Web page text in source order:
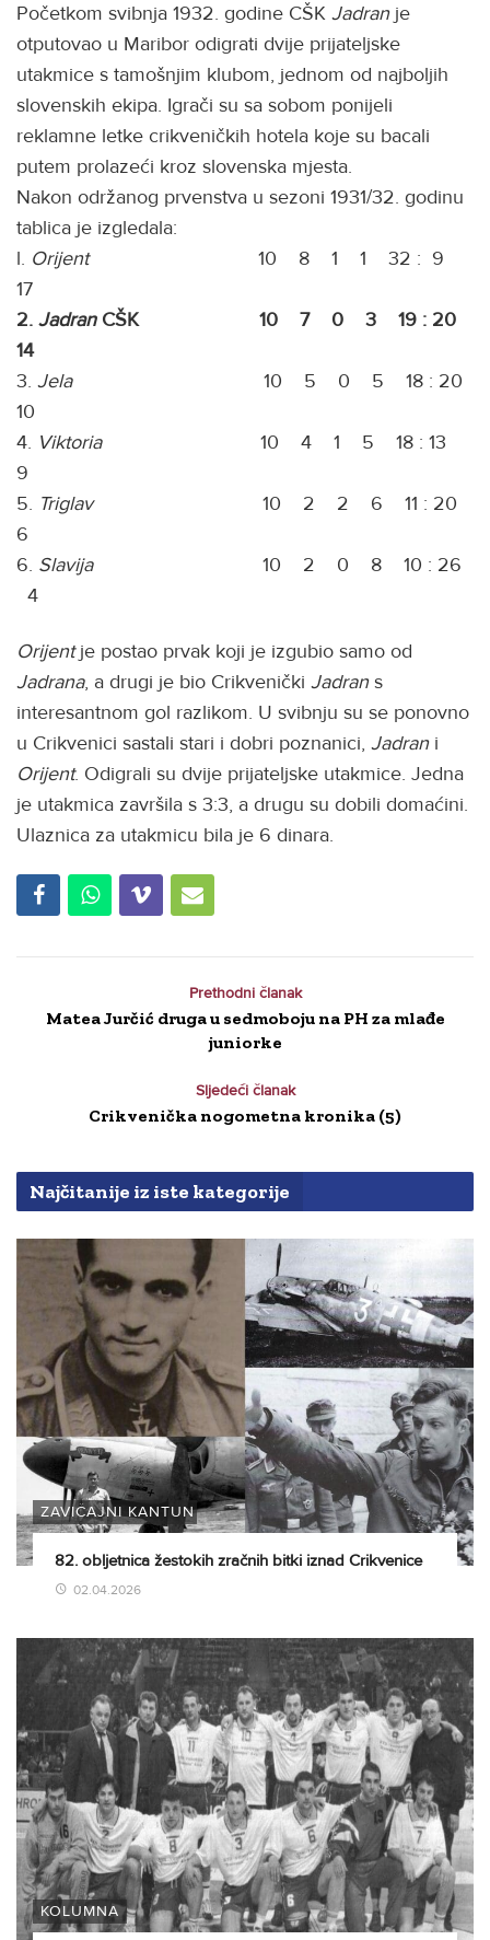
Početkom svibnja 1932. godine CŠK Jadranje
otputovao u Maribor odigrati dvije prijateljske
utakmice s tamošnjim klubom, jednom od najboljih
slovenskih ekipa. Igrači su sa sobom ponijeli
reklamne letke crikveničkih hotela koje su bacali
putem prolazeći kroz slovenska mjesta.
Nakon održanog prvenstva u sezoni 1931/32. godinu
tablica je izgledala:
l. Orijent10 8 1 1 32 : 9
17
2. JadranCŠK 10 7 0 3 19 : 20
14
3. Jela10 5 0 5 18 : 20
10
4. Viktoria10 4 1 5 18 : 13
9
5. Triglav10 2 2 6 11 : 20
6
6. Slavija10 2 0 8 10 : 26
4
Orijentje postao prvak koji je izgubio samo od
Jadrana, a drugi je bio Crikvenički Jadrans
interesantnom gol razlikom. U svibnju su se ponovno
u Crikvenici sastali stari i dobri poznanici, Jadrani
Orijent. Odigrali su dvije prijateljske utakmice. Jedna
je utakmica završila s 3:3, a drugu su dobili domaćini.
Ulaznica za utakmicu bila je 6 dinara.
Prethodni članak
Matea Jurčić druga u sedmoboju na PH za mlađe
juniorke
Sljedeći članak
Crikvenička nogometna kronika (5)
Najčitanije iz iste kategorije
ZAVIČAJNI KANTUN
82. obljetnica žestokih zračnih bitki iznad Crikvenice
02.04.2026
KOLUMNA